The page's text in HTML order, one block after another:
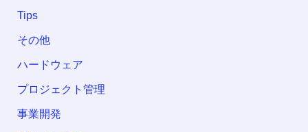
Tips
その他
ハードウェア
プロジェクト管理
事業開発